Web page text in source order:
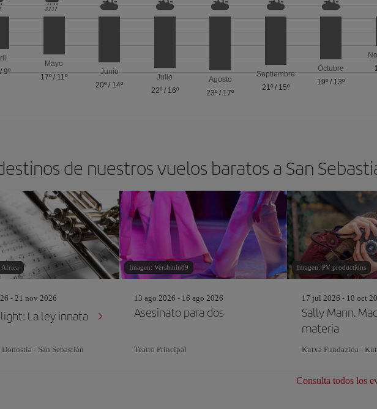
9º
Mayo
17º / 11º
Junio
20º / 14º
Julio
22º/ 16º
Agosto
23º / 17º
Septiembre
21º/ 15º
Octubre
19º / 13º
de nuestros vuelos baratos a San
Africa
- 21 nov 2026
La ley innata
- San Sebastián
Imagen: Vershinin89
13 ago 2026 - 16 ago 2026
Asesinato para dos
Teatro Principal
Imagen: PV productions
17 jul 2026 - 18 oct
Sally Mann.
materia
Kutxa Fundazioa -
Consulta todos los